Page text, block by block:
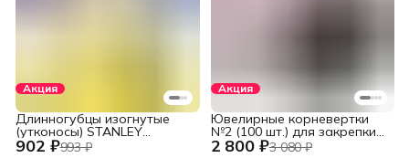
Акция
902 ₽993 ₽
Длинногубцы изогнутые
(утконосы) STANLEY
DYNAGRIP STHT84071-8-23
Акция
2 800 ₽3 080 ₽
Ювелирные корневертки
№2 (100 шт.) для закрепки
вставок